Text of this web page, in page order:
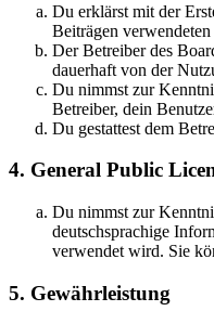
Du erklärst mit der
Beiträgen
Der Betreiber des
dauerhaft von der
Du nimmst zur
Betreiber, dein
Du gestattest dem
4. General Public
Du nimmst zur
deutschsprachige
verwendet wird. Sie
5. Gewährleistung